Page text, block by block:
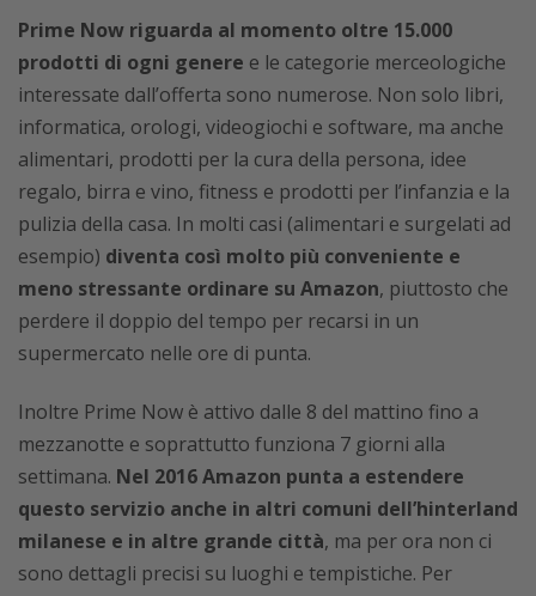
Prime Now riguarda al momento oltre 15.000
prodotti di ogni genere e le categorie merceologiche
interessate dall’offerta sono numerose. Non solo libri,
informatica, orologi, videogiochi e software, ma anche
alimentari, prodotti per la cura della persona, idee
regalo, birra e vino, fitness e prodotti per l’infanzia e la
pulizia della casa. In molti casi (alimentari e surgelati ad
esempio) diventa così molto più conveniente e
meno stressante ordinare su Amazon, piuttosto che
perdere il doppio del tempo per recarsi in un
supermercato nelle ore di punta.
Inoltre Prime Now è attivo dalle 8 del mattino fino a
mezzanotte e soprattutto funziona 7 giorni alla
settimana. Nel 2016 Amazon punta a estendere
questo servizio anche in altri comuni dell’hinterland
milanese e in altre grande città, ma per ora non ci
sono dettagli precisi su luoghi e tempistiche. Per